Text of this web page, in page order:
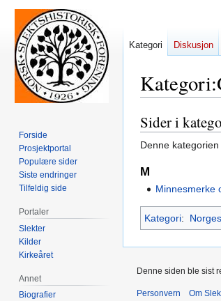
Kategori:
Hopp
til
navigering
Hopp
til
søk
Sider i
Denne
M
Minnesmerke
Kategori:
Kategori Diskusjon
Forside
Prosjektportal
Populære sider
Siste endringer
Tilfeldig side
Portaler
Slekter
Kilder
Kirkeåret
Annet
Biografier
Denne siden ble sist
Personvern Om